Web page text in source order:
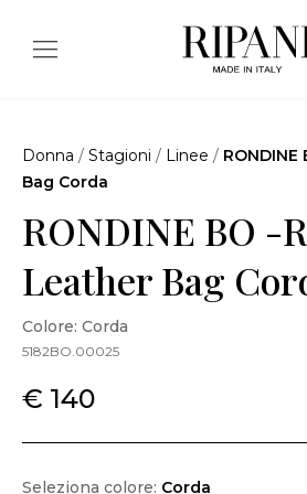
Donna / Stagioni / Linee / RONDINE
Bag Corda
RONDINE BO -
Leather Bag
Colore: Corda
5182BO.00025
€ 140
Seleziona colore: Corda